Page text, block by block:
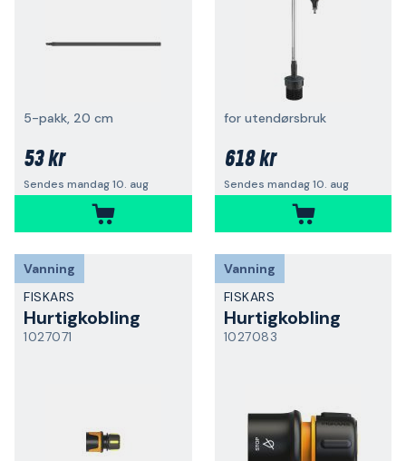
5-pakk, 20 cm
53 kr
Sendes mandag 10. aug
for utendørsbruk
618 kr
Sendes mandag 10. aug
Vanning
FISKARS
Hurtigkobling
1027071
Vanning
FISKARS
Hurtigkobling
1027083